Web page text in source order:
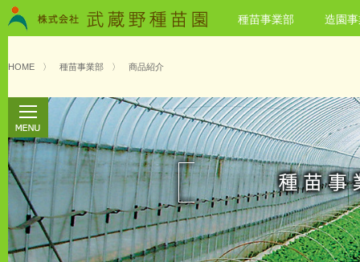
種苗事業部 造園
HOME 〉 種苗事業部 〉 商品紹介